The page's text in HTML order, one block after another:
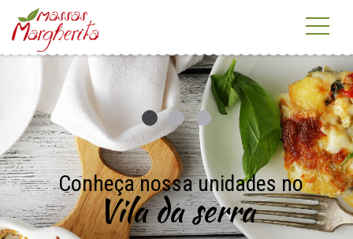
Conheça nossa unidades no
Vila da serra